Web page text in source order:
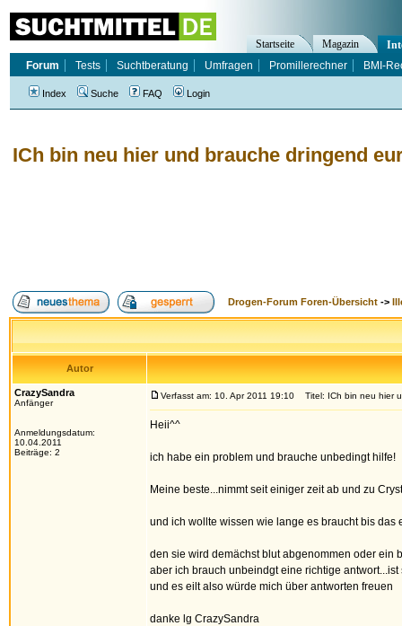
ICh bin neu hier und brauche dringend
Drogen-Forum Foren-Übersicht ->
Autor
CrazySandra
Anfänger
Anmeldungsdatum:
10.04.2011
Beiträge: 2
Verfasst am: 10. Apr 2011 19:10 Titel: ICh bin neu hier
Heii^^
ich habe ein problem und brauche unbedingt hilfe!
Meine beste...nimmt seit einiger zeit ab und zu
und ich wollte wissen wie lange es braucht bis das
den sie wird demächst blut abgenommen oder ein
aber ich brauch unbeindgt eine richtige antwort...ist
und es eilt also würde mich über antworten freuen
danke lg CrazySandra
Startseite Magazin
Forum
Tests Suchtberatung Umfragen Promillerechner BMI-
Index Suche FAQ Login